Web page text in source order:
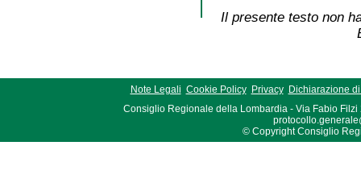
Il presente testo non
Note Legali Cookie Policy Privacy
Dichiarazione
Consiglio Regionale della Lombardia - Via Fabio Filzi
© Copyright Consiglio